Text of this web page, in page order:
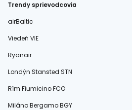
Trendy sprievodcovia
airBaltic
Viedeň VIE
Ryanair
Londýn Stansted STN
Rím Fiumicino FCO
Miláno Bergamo BGY